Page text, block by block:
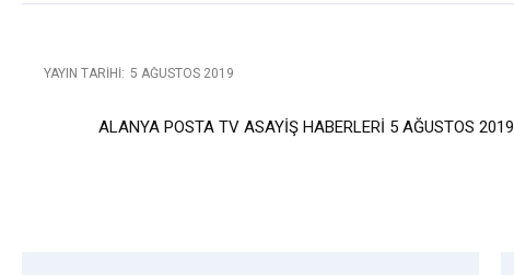
YAYIN TARIHI: 5 AĞUSTOS 2019
ALANYA POSTA TV ASAYİŞ HABERLERİ 5 AĞUSTOS 2019